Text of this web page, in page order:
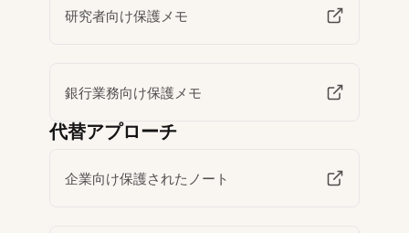
研究者向け保護メモ
銀行業務向け保護メモ
代替アプローチ
企業向け保護されたノート